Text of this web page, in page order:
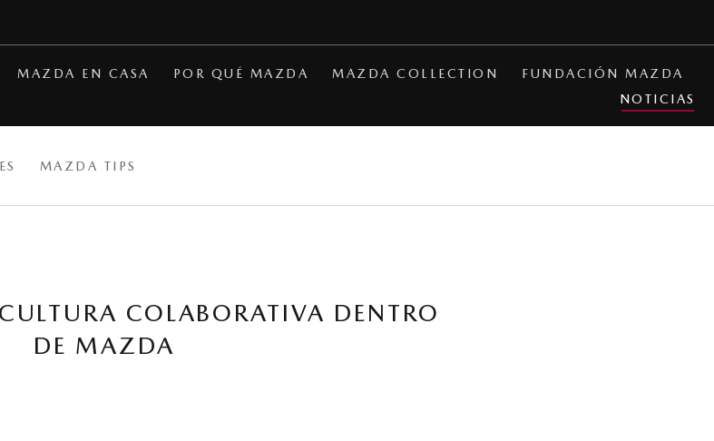
MAZDA EN CASA POR QUÉ MAZDA MAZDA COLLECTION
FUNDACIÓN MAZDA
NOTICIAS
MAZDA TIPS
COLABORATIVA DENTRO
DE MAZDA